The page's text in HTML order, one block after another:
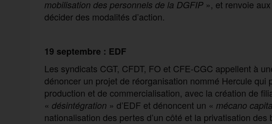
mobilisation des personnels de la DGFIP », et renvoie
décider des modalités d’action.
19 septembre : EDF
Les syndicats CGT, CFDT, FO et CFE-CGC appellent à
dénoncer un projet de réorganisation nommé Hercule qui
production et de commercialisation, avec la création de
« désintégration » d’EDF et dénoncent un « mécano
nationalisation des pertes d’un côté et la privatisation des